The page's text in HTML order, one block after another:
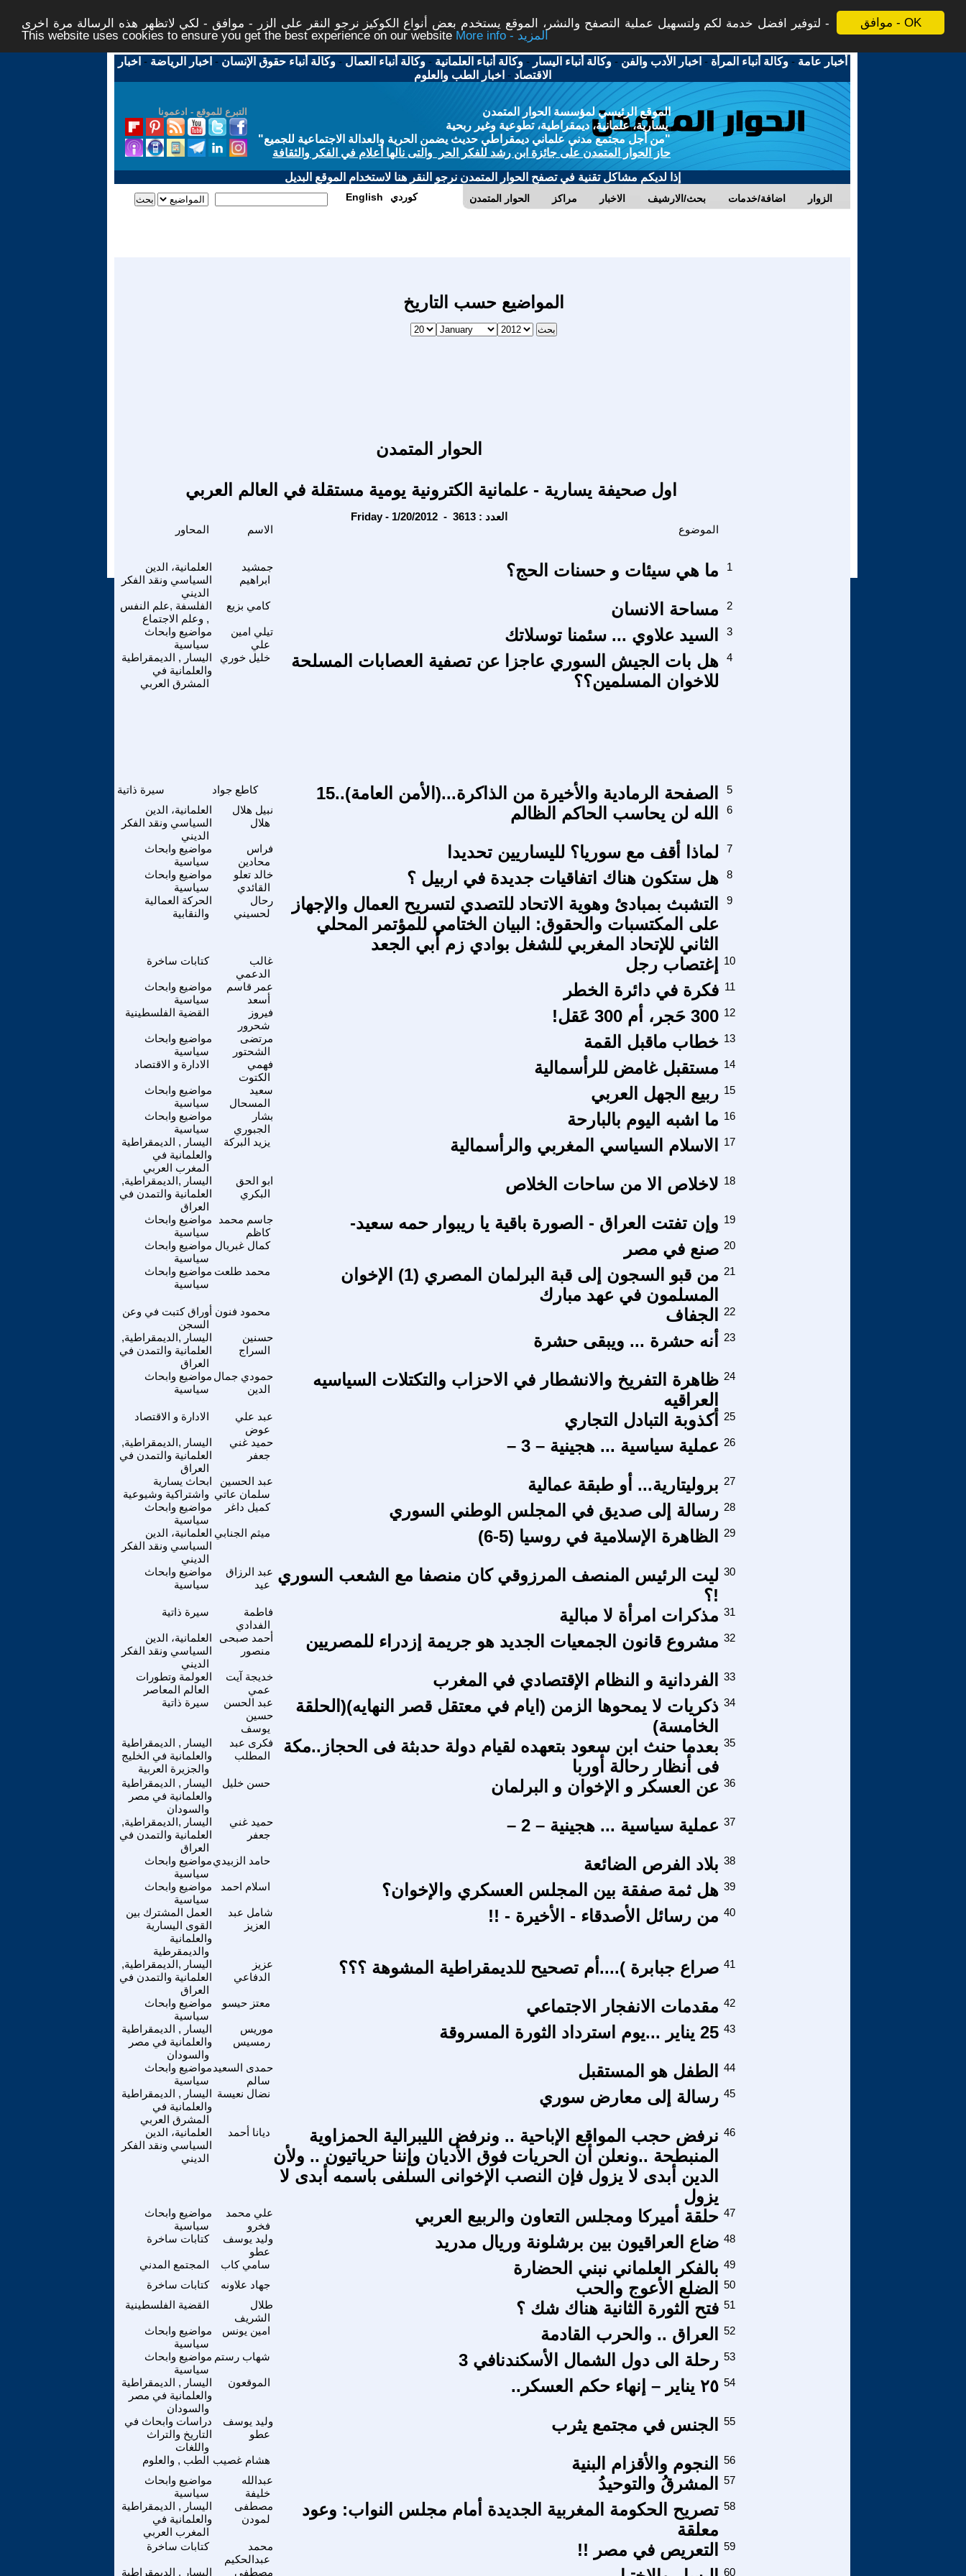
موافق - OK
لتوفير افضل خدمة لكم ولتسهيل عملية التصفح والنشر، الموقع يستخدم بعض أنواع الكوكيز نرجو النقر على الزر - موافق - لكي لاتظهر هذه الرسالة مرة اخرى -
This website uses cookies to ensure you get the best experience on our website
More info - المزيد
أخبار عامة -وكالة أنباء المرأة - اخبار الأدب والفن -وكالة أنباء اليسار -وكالة أنباء العلمانية -وكالة أنباء العمال -وكالة أنباء حقوق الإنسان - اخبار الرياضة - اخبار
الاقتصاد - اخبار الطب والعلوم
التبرع للموقع - ادعمونا
الموقع الرئيسي لمؤسسة الحوار المتمدن
يسارية، علمانية، ديمقراطية، تطوعية وغير ربحية
"من أجل مجتمع مدني علماني ديمقراطي حديث يضمن الحرية والعدالة الاجتماعية للجميع"
حاز الحوار المتمدن على جائزة ابن رشد للفكر الحر والتى نالها أعلام في الفكر والثقافة
إذا لديكم مشاكل تقنية في تصفح الحوار المتمدن نرجو النقر هنا لاستخدام الموقع البديل
الحوار المتمدن مراكز الاخبار بحث/الارشيف اضافة/خدمات الزوار English كوردي
المواضيع حسب التاريخ
الحوار المتمدن
اول صحيفة يسارية - علمانية الكترونية يومية مستقلة في العالم العربي
Friday - 1/20/2012 - العدد : 3613
الاسم الموضوع
العلمانية، الدين
السياسي ونقد الفكر
الديني
جمشيد
ابراهيم
ما هي سيئات و حسنات الحج؟ 1
الفلسفة ,علم النفس
, وعلم الاجتماع
كامي بزيع مساحة الانسان 2
مواضيع وابحاث
سياسية
تيلي امين
علي
السيد علاوي ... سئمنا توسلاتك 3
اليسار , الديمقراطية
والعلمانية في
المشرق العربي
خليل خوري
هل بات الجيش السوري عاجزا عن تصفية العصابات المسلحة
للاخوان المسلمين؟؟
4
سيرة ذاتية كاطع جواد الصفحة الرمادية والأخيرة من الذاكرة...(الأمن العامة)..15
5
العلمانية، الدين
السياسي ونقد الفكر
الديني
نبيل هلال
هلال
الله لن يحاسب الحاكم الظالم 6
مواضيع وابحاث
سياسية
فراس
محادين
لماذا أقف مع سوريا؟ لليساريين تحديدا 7
مواضيع وابحاث
سياسية
خالد تعلو
القائدي
هل ستكون هناك اتفاقيات جديدة في اربيل ؟ 8
الحركة العمالية
والنقابية
رحال
لحسيني
التشبث بمبادئ وهوية الاتحاد للتصدي لتسريح العمال والإجهاز
على المكتسبات والحقوق: البيان الختامي للمؤتمر المحلي
الثاني للإتحاد المغربي للشغل بوادي زم أبي الجعد
9
كتابات ساخرة
غالب
الدعمي
إغتصاب رجل 10
مواضيع وابحاث
سياسية
عمر قاسم
أسعد
فكرة في دائرة الخطر 11
القضية الفلسطينية
فيروز
شحرور
300 حَجر، أم 300 عَقل! 12
مواضيع وابحاث
سياسية
مرتضى
الشحتور
خطاب ماقبل القمة 13
الادارة و الاقتصاد
فهمي
الكتوت
مستقبل غامض للرأسمالية 14
مواضيع وابحاث
سياسية
سعيد
المسحال
ربيع الجهل العربي 15
مواضيع وابحاث
سياسية
بشار
الجبوري
ما اشبه اليوم بالبارحة 16
اليسار , الديمقراطية
والعلمانية في
المغرب العربي
يزيد البركة الاسلام السياسي المغربي والرأسمالية 17
اليسار ,الديمقراطية,
العلمانية والتمدن في
العراق
ابو الحق
البكري
لاخلاص الا من ساحات الخلاص 18
مواضيع وابحاث
سياسية
جاسم محمد
كاظم
وإن تفتت العراق - الصورة باقية يا ريبوار حمه سعيد- 19
مواضيع وابحاث
سياسية
كمال غبريال صنع في مصر 20
مواضيع وابحاث
سياسية
محمد طلعت
من قبو السجون إلى قبة البرلمان المصري (1) الإخوان
المسلمون في عهد مبارك
21
أوراق كتبت في وعن
السجن
محمود فنون الجفاف 22
اليسار ,الديمقراطية,
العلمانية والتمدن في
العراق
حسنين
السراج
أنه حشرة ... ويبقى حشرة 23
مواضيع وابحاث
سياسية
حمودي جمال
الدين
ظاهرة التفريخ والانشطار في الاحزاب والتكتلات السياسيه
العراقيه
24
الادارة و الاقتصاد
عبد علي
عوض
أكذوبة التبادل التجاري 25
اليسار ,الديمقراطية,
العلمانية والتمدن في
العراق
حميد غني
جعفر
عملية سياسية ... هجينية – 3 – 26
ابحاث يسارية
واشتراكية وشيوعية
عبد الحسين
سلمان عاتي
بروليتارية... أو طبقة عمالية 27
مواضيع وابحاث
سياسية
كميل داغر رسالة إلى صديق في المجلس الوطني السوري 28
العلمانية، الدين
السياسي ونقد الفكر
الديني
ميثم الجنابي الظاهرة الإسلامية في روسيا (5-6) 29
مواضيع وابحاث
سياسية
عبد الرزاق
عيد
ليت الرئيس المنصف المرزوقي كان منصفا مع الشعب السوري
!؟
30
سيرة ذاتية
فاطمة
الفدادي
مذكرات امرأة لا مبالية 31
العلمانية، الدين
السياسي ونقد الفكر
الديني
أحمد صبحى
منصور
مشروع قانون الجمعيات الجديد هو جريمة إزدراء للمصريين 32
العولمة وتطورات
العالم المعاصر
خديجة آيت
عمي
الفردانية و النظام الإقتصادي في المغرب 33
سيرة ذاتية
عبد الحسن
حسين
يوسف
ذكريات لا يمحوها الزمن (ايام في معتقل قصر النهايه)(الحلقة
الخامسة)
34
اليسار , الديمقراطية
والعلمانية في الخليج
والجزيرة العربية
فكرى عبد
المطلب
بعدما حنث ابن سعود بتعهده لقيام دولة حدبثة فى الحجاز..مكة
فى أنظار رحالة أوربا
35
اليسار , الديمقراطية
والعلمانية في مصر
والسودان
حسن خليل عن العسكر و الإخوان و البرلمان 36
اليسار ,الديمقراطية,
العلمانية والتمدن في
العراق
حميد غني
جعفر
عملية سياسية ... هجينية – 2 – 37
مواضيع وابحاث
سياسية
حامد الزبيدي بلاد الفرص الضائعة 38
مواضيع وابحاث
سياسية
اسلام احمد هل ثمة صفقة بين المجلس العسكري والإخوان؟ 39
العمل المشترك بين
القوى اليسارية
والعلمانية
والديمقرطية
شامل عبد
العزيز
من رسائل الأصدقاء - الأخيرة - !! 40
اليسار ,الديمقراطية,
العلمانية والتمدن في
العراق
عزيز
الدفاعي
صراع جبابرة )....أم تصحيح للديمقراطية المشوهة ؟؟؟ 41
مواضيع وابحاث
سياسية
معتز حيسو مقدمات الانفجار الاجتماعي 42
اليسار , الديمقراطية
والعلمانية في مصر
والسودان
موريس
رمسيس
25 يناير ...يوم استرداد الثورة المسروقة 43
مواضيع وابحاث
سياسية
حمدى السعيد
سالم
الطفل هو المستقبل 44
اليسار , الديمقراطية
والعلمانية في
المشرق العربي
نضال نعيسة رسالة إلى معارض سوري 45
العلمانية، الدين
السياسي ونقد الفكر
الديني
ديانا أحمد
نرفض حجب المواقع الإباحية .. ونرفض الليبرالية الحمزاوية
المنبطحة ..ونعلن أن الحريات فوق الأديان وإننا حرياتيون .. ولأن
الدين أبدى لا يزول فإن النصب الإخوانى السلفى باسمه أبدى لا
يزول
46
مواضيع وابحاث
سياسية
علي محمد
فخرو
حلقة أميركا ومجلس التعاون والربيع العربي 47
كتابات ساخرة
وليد يوسف
عطو
ضاع العراقيون بين برشلونة وريال مدريد 48
المجتمع المدني سامي كاب بالفكر العلماني نبني الحضارة 49
كتابات ساخرة
جهاد علاونه الضلع الأعوج والحب
50
القضية الفلسطينية
طلال
الشريف
فتح الثورة الثانية هناك شك ؟ 51
مواضيع وابحاث
سياسية
امين يونس العراق .. والحرب القادمة 52
مواضيع وابحاث
سياسية
شهاب رستم رحلة الى دول الشمال الأسكندنافي 3 53
اليسار , الديمقراطية
والعلمانية في مصر
والسودان
الموقعون ٢٥ يناير – إنهاء حكم العسكر.. 54
دراسات وابحاث في
التاريخ والتراث
واللغات
وليد يوسف
عطو
الجنس في مجتمع يثرب 55
الطب , والعلوم هشام غصيب النجوم والأقزام البنية
56
مواضيع وابحاث
سياسية
عبدالله
خليفة
المشرقُ والتوحيدُ 57
اليسار , الديمقراطية
والعلمانية في
المغرب العربي
مصطفى
لمودن
تصريح الحكومة المغربية الجديدة أمام مجلس النواب: وعود
معلقة
58
كتابات ساخرة
محمد
عبدالحكيم
التعريص في مصر !! 59
اليسار , الديمقراطية مصطفى 60